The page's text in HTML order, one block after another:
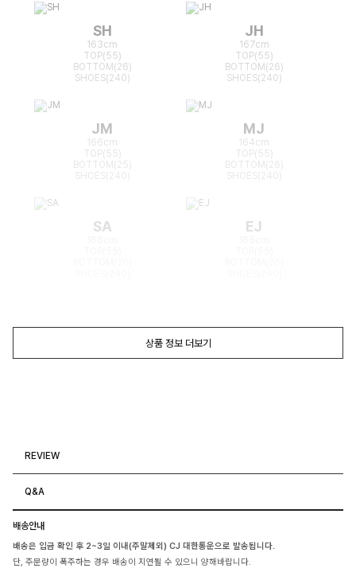
SH
163cm
TOP(55)
BOTTOM(26)
SHOES(240)
JH
167cm
TOP(55)
BOTTOM(26)
SHOES(240)
JM
166cm
TOP(55)
BOTTOM(25)
MJ
164cm
TOP(55)
BOTTOM(26)
SA EJ
상품 정보 더보기
REVIEW
Q&A
배송안내
배송은 입금 확인 후 2~3일 이내(주말제외) CJ 대한통운으로 발송됩니다.
단, 주문량이 폭주하는 경우 배송이 지연될 수 있으니 양해바랍니다.